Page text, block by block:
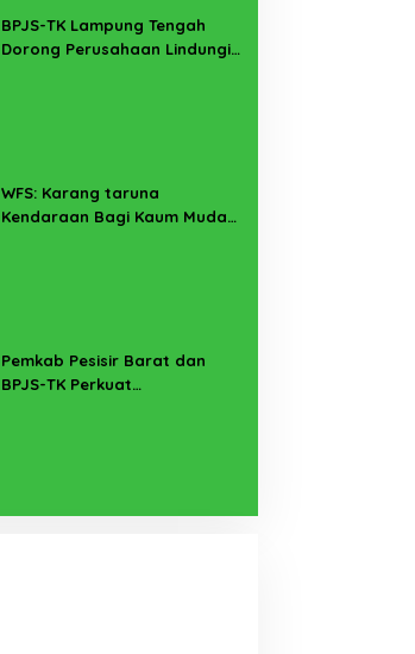
BPJS-TK Lampung Tengah
Dorong Perusahaan Lindungi
WFS: Karang taruna
Kendaraan Bagi Kaum Muda
Pemkab Pesisir Barat dan
BPJS-TK Perkuat